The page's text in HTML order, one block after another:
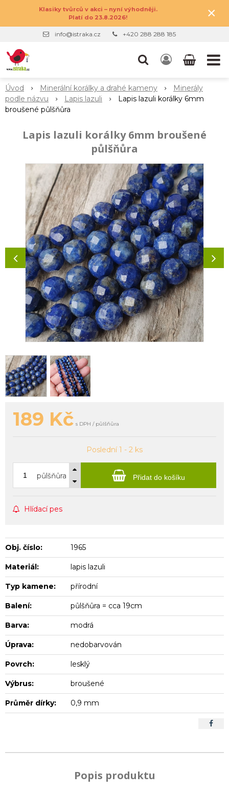
Klasiky tvůrců v akci – nyní výhodněji.
Platí do 23.8.2026!
×
info@istraka.cz +420 288 288 185
Úvod Minerální korálky a drahé kameny
Minerály
podle názvu
Lapis lazuli
Lapis lazuli korálky 6mm
broušené půlšňůra
Lapis lazuli korálky 6mm broušené
půlšňůra
189 Kč s DPH / půlšňůra
Poslední 1 - 2 ks
půlšňůra Přidat do košíku
Hlídací pes
Obj. číslo: 1965
Materiál: lapis lazuli
Typ kamene: přírodní
Balení: půlšňůra = cca 19cm
Barva: modrá
Úprava: nedobarvován
Povrch: lesklý
Výbrus: broušené
Průměr dírky: 0,9 mm
Popis produktu